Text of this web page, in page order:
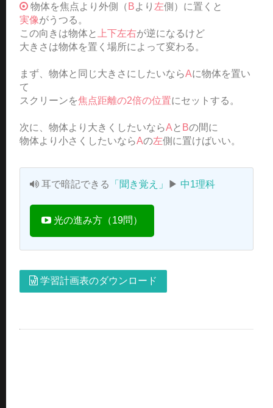
物体を焦点より外側（ Bより 左側）に置くと
実像がうつる。
この向きは物体と
上下左右が逆になるけど
大きさは物体を置く場所によって変わる。
まず、物体と同じ大きさにしたいならAに物体を置い
て
スクリーンを焦点距離の2倍の位置にセットする。
次に、物体より大きくしたいならA と Bの間に
物体より小さくしたいならAの左側に置けばいい。
耳で暗記できる 「聞き覚え」 ▶ 中1理科
光の進み方（19問）
学習計画表のダウンロード